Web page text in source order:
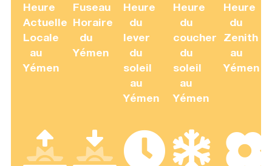
Heure
Actuelle
Locale
au
Yémen
Fuseau
Horaire
du
Yémen
Heure
du
lever
du
soleil
au
Yémen
Heure
du
coucher
du
soleil
au
Yémen
Heure
du
Zenith
au
Yémen